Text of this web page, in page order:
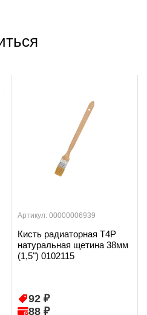
Артикул: 00000006939
Кисть радиаторная T4P
натуральная щетина 38мм
(1,5") 0102115
92 ₽
88 ₽